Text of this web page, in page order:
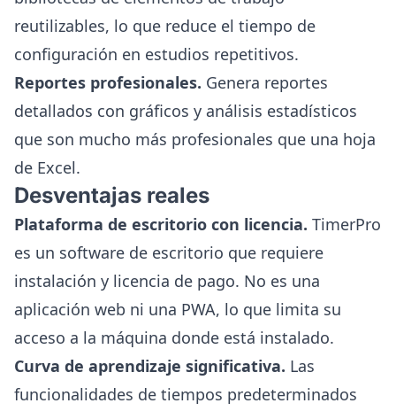
reutilizables, lo que reduce el tiempo de
configuración en estudios repetitivos.
Reportes profesionales. Genera reportes
detallados con gráficos y análisis estadísticos
que son mucho más profesionales que una hoja
de Excel.
Desventajas reales
Plataforma de escritorio con licencia. TimerPro
es un software de escritorio que requiere
instalación y licencia de pago. No es una
aplicación web ni una PWA, lo que limita su
acceso a la máquina donde está instalado.
Curva de aprendizaje significativa. Las
funcionalidades de tiempos predeterminados